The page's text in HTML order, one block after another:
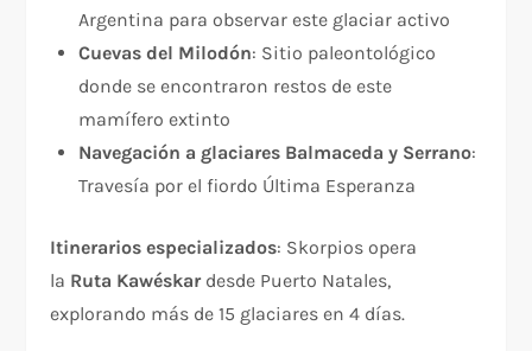
Argentina para observar este glaciar activo
Cuevas del Milodón: Sitio paleontológico
donde se encontraron restos de este
mamífero extinto
Navegación a glaciares Balmaceda y Serrano:
Travesía por el fiordo Última Esperanza
Itinerarios especializados: Skorpios opera
la Ruta Kawéskardesde Puerto Natales,
explorando más de 15 glaciares en 4 días.